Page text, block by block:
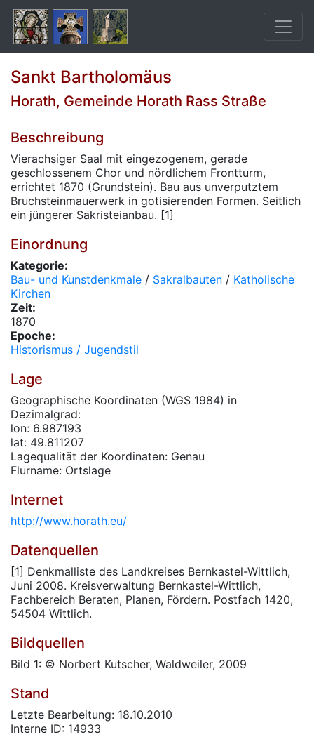
Sankt Bartholomäus
Horath, Gemeinde Horath Rass Straße
Beschreibung
Vierachsiger Saal mit eingezogenem, gerade
geschlossenem Chor und nördlichem Frontturm,
errichtet 1870 (Grundstein). Bau aus unverputztem
Bruchsteinmauerwerk in gotisierenden Formen. Seitlich
ein jüngerer Sakristeianbau. [1]
Einordnung
Kategorie:
Bau- und Kunstdenkmale / Sakralbauten / Katholische
Kirchen
Zeit:
1870
Epoche:
Historismus / Jugendstil
Lage
Geographische Koordinaten (WGS 1984) in
Dezimalgrad:
lon: 6.987193
lat: 49.811207
Lagequalität der Koordinaten: Genau
Flurname: Ortslage
Internet
http://www.horath.eu/
Datenquellen
[1] Denkmalliste des Landkreises Bernkastel-Wittlich,
Juni 2008. Kreisverwaltung Bernkastel-Wittlich,
Fachbereich Beraten, Planen, Fördern. Postfach 1420,
54504 Wittlich.
Bildquellen
Bild 1: © Norbert Kutscher, Waldweiler, 2009
Stand
Letzte Bearbeitung: 18.10.2010
Interne ID: 14933